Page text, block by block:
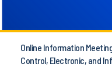
Online Information
Control, Electronic, and